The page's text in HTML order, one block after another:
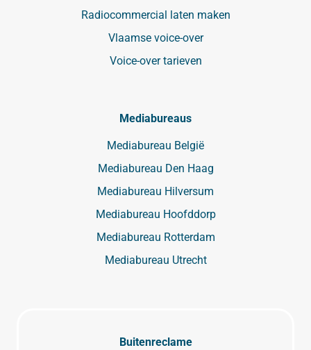
Radiocommercial laten maken
Vlaamse voice-over
Voice-over tarieven
Mediabureaus
Mediabureau België
Mediabureau Den Haag
Mediabureau Hilversum
Mediabureau Hoofddorp
Mediabureau Rotterdam
Mediabureau Utrecht
Buitenreclame